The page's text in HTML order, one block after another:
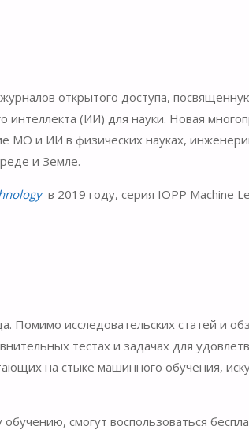
открытого доступа,
(ИИ) для науки. Новая
МО и ИИ в физических науках,
и Земле.
в 2019 году, серия IOPP Machine
Помимо исследовательских статей и
тестах и ​​задачах для
на стыке машинного обучения,
смогут воспользоваться